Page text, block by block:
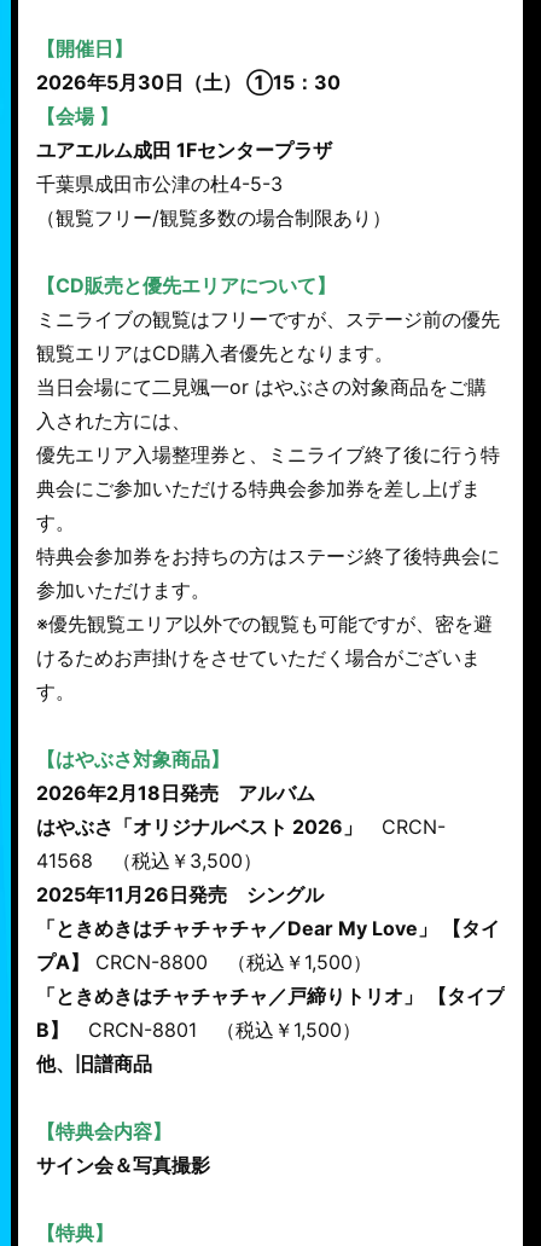
【開催日】
2026年5月30日（土） ①15：30
【会場 】
ユアエルム成田 1Fセンタープラザ
千葉県成田市公津の杜4-5-3
（観覧フリー/観覧多数の場合制限あり）
【CD販売と優先エリアについて】
ミニライブの観覧はフリーですが、ステージ前の優先
観覧エリアはCD購入者優先となります。
当日会場にて二見颯一or はやぶさの対象商品をご購
入された方には、
優先エリア入場整理券と、ミニライブ終了後に行う特
典会にご参加いただける特典会参加券を差し上げま
す。
特典会参加券をお持ちの方はステージ終了後特典会に
参加いただけます。
※優先観覧エリア以外での観覧も可能ですが、密を避
けるためお声掛けをさせていただく場合がございま
す。
【はやぶさ対象商品】
2026年2月18日発売 アルバム
はやぶさ「オリジナルベスト 2026」 CRCN-
41568 （税込￥3,500）
2025年11月26日発売 シングル
「ときめきはチャチャチャ／Dear My Love」 【タイ
プA】
CRCN-8800 （税込￥1,500）
「ときめきはチャチャチャ／戸締りトリオ」 【タイプ
B】
CRCN-8801 （税込￥1,500）
他、旧譜商品
【特典会内容】
サイン会＆写真撮影
【特典】